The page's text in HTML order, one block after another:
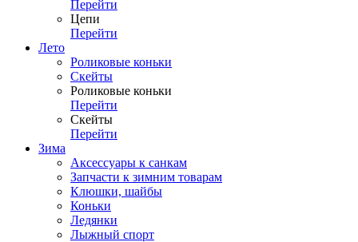
Перейти
Цепи
Перейти
Лето
Роликовые коньки
Скейты
Роликовые коньки
Перейти
Скейты
Перейти
Зима
Аксессуары к санкам
Запчасти к зимним товарам
Клюшки, шайбы
Коньки
Ледянки
Лыжный спорт